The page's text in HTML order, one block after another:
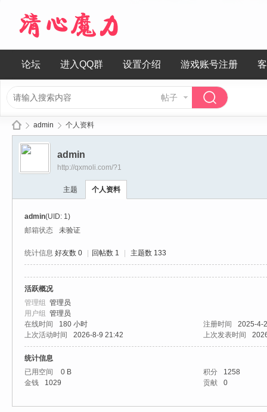
论坛 进入QQ群 设置介绍 游戏账号注册
帖子
›
admin 个人资料
admin
http://qxmoli.com/?1
主题 个人资料
admin(UID: 1)
邮箱状态
未验证
统计信息 好友数 0 回帖数 1 主题数 133
活跃概况
管理组 管理员
用户组 管理员
在线时间
180 小时 注册时间
2025-4-
上次活动时间
2026-8-9 21:42 上次发表时间
统计信息
已用空间
0 B 积分
1258
金钱
1029 贡献 0